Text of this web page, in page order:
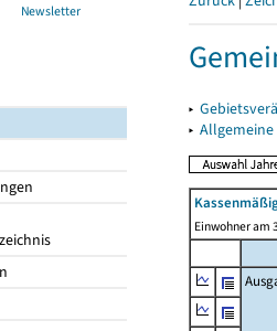
Newsletter
▸
▸
Einwohner am